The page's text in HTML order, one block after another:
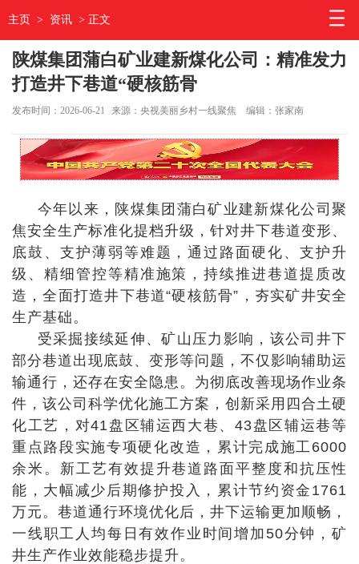
主页 > 资讯 > 正文
陕煤集团蒲白矿业建新煤化公司：精准发力
打造井下巷道“硬核筋骨
发布时间：2026-06-21 来源：央视美丽乡村一线聚焦 编辑：张家南
今年以来，陕煤集团蒲白矿业建新煤化公司聚
焦安全生产标准化提档升级，针对井下巷道变形、
底鼓、支护薄弱等难题，通过路面硬化、支护升
级、精细管控等精准施策，持续推进巷道提质改
造，全面打造井下巷道“硬核筋骨”，夯实矿井安全
生产基础。
受采掘接续延伸、矿山压力影响，该公司井下
部分巷道出现底鼓、变形等问题，不仅影响辅助运
输通行，还存在安全隐患。为彻底改善现场作业条
件，该公司科学优化施工方案，创新采用四合土硬
化工艺，对41盘区辅运西大巷、43盘区辅运巷等
重点路段实施专项硬化改造，累计完成施工6000
余米。新工艺有效提升巷道路面平整度和抗压性
能，大幅减少后期修护投入，累计节约资金1761
万元。巷道通行环境优化后，井下运输更加顺畅，
一线职工人均每日有效作业时间增加50分钟，矿
井生产作业效能稳步提升。